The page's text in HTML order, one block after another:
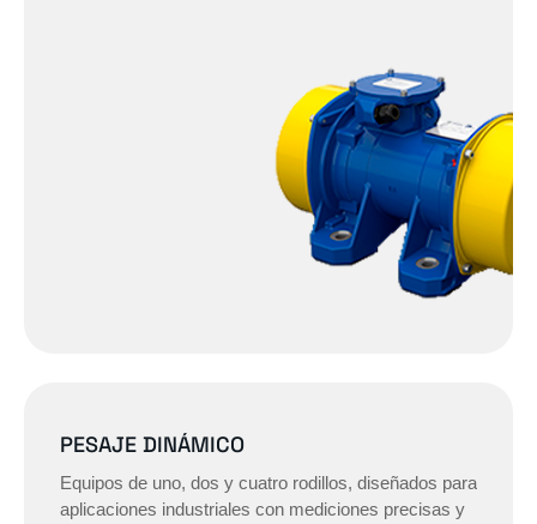
PESAJE DINÁMICO
Equipos de uno, dos y cuatro rodillos, diseñados para
aplicaciones industriales con mediciones precisas y